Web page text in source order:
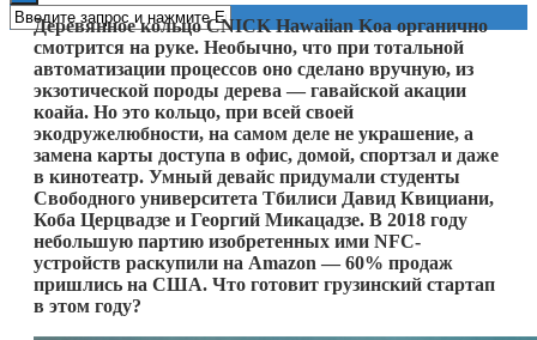
Деревянное кольцо CNICK Hawaiian Koa органично
смотрится на руке. Необычно, что при тотальной
автоматизации процессов оно сделано вручную, из
экзотической породы дерева — гавайской акации
коайа. Но это кольцо, при всей своей
экодружелюбности, на самом деле не украшение, а
замена карты доступа в офис, домой, спортзал и даже
в кинотеатр. Умный девайс придумали студенты
Свободного университета Тбилиси Давид Квициани,
Коба Церцвадзе и Георгий Микацадзе. В 2018 году
небольшую партию изобретенных ими NFC-
устройств раскупили на Amazon — 60% продаж
пришлись на США. Что готовит грузинский стартап
в этом году?